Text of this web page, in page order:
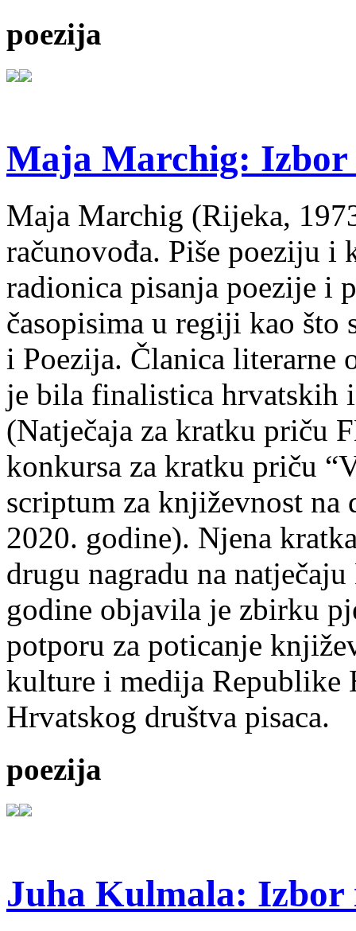
poezija
Maja Marchig: Izbor
Maja Marchig (Rijeka,
računovođa. Piše poeziju i
radionica pisanja poezije i
časopisima u regiji kao što
i Poezija. Članica literarne
je bila finalistica hrvatskih
(Natječaja za kratku priču
konkursa za kratku priču
scriptum za književnost na
2020. godine). Njena
drugu nagradu na
godine objavila je zbirku
potporu za poticanje
kulture i medija Republike
Hrvatskog društva pisaca.
poezija
Juha Kulmala: Izbor